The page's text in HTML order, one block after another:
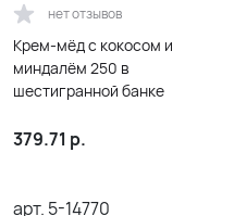
нет отзывов
Крем-мёд с кокосом и
миндалём 250 в
шестигранной банке
379.71 р.
арт. 5-14770